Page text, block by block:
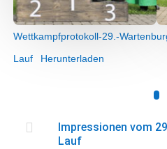
Wettkampfprotokoll-29.-
Lauf
Herunterladen

Impressionen vom
Lauf